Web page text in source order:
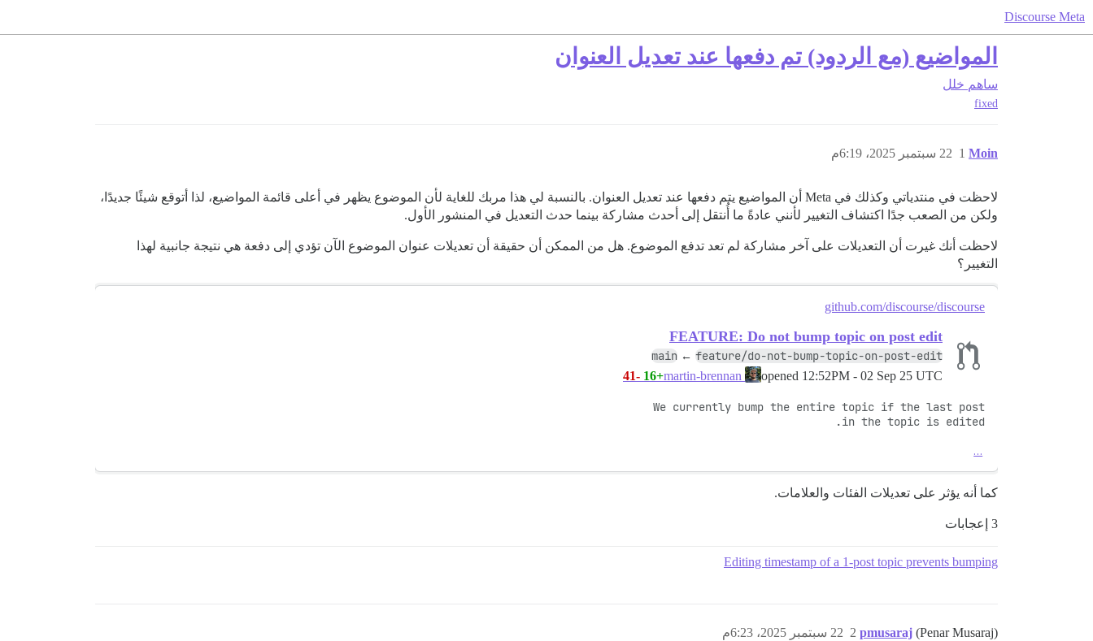
Discourse Meta
المواضيع (مع الردود) تم دفعها عند تعديل العنوان
ساهم خلل
fixed
Moin 22 سبتمبر 2025، 6:19م 1
لاحظت في منتدياتي وكذلك في Meta أن المواضيع يتم دفعها عند تعديل العنوان. بالنسبة لي هذا مربك للغاية لأن الموضوع يظهر في أعلى قائمة المواضيع، لذا أتوقع شيئًا جديدًا،
ولكن من الصعب جدًا اكتشاف التغيير لأنني عادةً ما أُنتقل إلى أحدث مشاركة بينما حدث التعديل في المنشور الأول.
لاحظت أنك غيرت أن التعديلات على آخر مشاركة لم تعد تدفع الموضوع. هل من الممكن أن حقيقة أن تعديلات عنوان الموضوع الآن تؤدي إلى دفعة هي نتيجة جانبية لهذا
التغيير؟
github.com/discourse/discourse
FEATURE: Do not bump topic on post edit
main ← feature/do-not-bump-topic-on-post-edit
opened 12:52PM - 02 Sep 25 UTC
+16
-41
…
كما أنه يؤثر على تعديلات الفئات والعلامات.
3 إعجابات
Editing timestamp of a 1-post topic prevents bumping
pmusaraj (Penar Musaraj) 22 سبتمبر 2025، 6:23م 2